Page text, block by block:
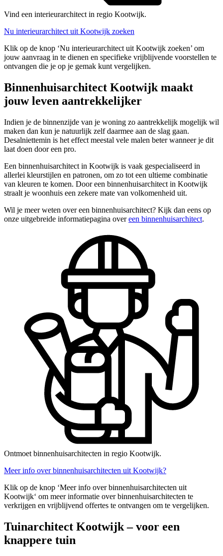
Vind een interieurarchitect in regio Kootwijk.
Nu interieurarchitect uit Kootwijk zoeken
Klik op de knop ‘Nu interieurarchitect uit Kootwijk zoeken’ om
jouw aanvraag in te dienen en specifieke vrijblijvende voorstellen te
ontvangen die je op je gemak kunt vergelijken.
Binnenhuisarchitect Kootwijk maakt
jouw leven aantrekkelijker
Indien je de binnenzijde van je woning zo aantrekkelijk mogelijk wil
maken dan kun je natuurlijk zelf daarmee aan de slag gaan.
Desalniettemin is het effect meestal vele malen beter wanneer je dit
laat doen door een pro.
Een binnenhuisarchitect in Kootwijk is vaak gespecialiseerd in
allerlei kleurstijlen en patronen, om zo tot een ultieme combinatie
van kleuren te komen. Door een binnenhuisarchitect in Kootwijk
straalt je woonhuis een zekere mate van volkomenheid uit.
Wil je meer weten over een binnenhuisarchitect? Kijk dan eens op
onze uitgebreide informatiepagina overeen binnenhuisarchitect.
Ontmoet binnenhuisarchitecten in regio Kootwijk.
Meer info over binnenhuisarchitecten uit Kootwijk?
Klik op de knop ‘Meer info over binnenhuisarchitecten uit
Kootwijk‘ om meer informatie over binnenhuisarchitecten te
verkrijgen en vrijblijvend offertes te ontvangen om te vergelijken.
Tuinarchitect Kootwijk – voor een
knappere tuin